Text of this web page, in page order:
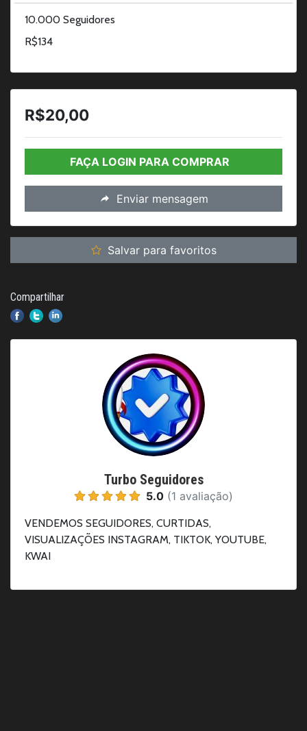
10.000 Seguidores
R$134
R$20,00
FAÇA LOGIN PARA COMPRAR
Enviar mensagem
Salvar para favoritos
Compartilhar
Turbo Seguidores
5.0 (1 avaliação)
VENDEMOS SEGUIDORES, CURTIDAS,
VISUALIZAÇÕES INSTAGRAM, TIKTOK, YOUTUBE,
KWAI